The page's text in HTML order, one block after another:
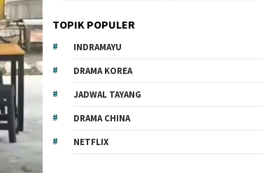
TOPIK POPULER
INDRAMAYU
DRAMA KOREA
JADWAL TAYANG
DRAMA CHINA
NETFLIX